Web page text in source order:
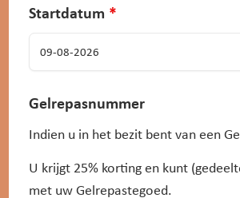
Startdatum *
Gelrepasnummer
Indien u in het bezit bent van een
U krijgt 25% korting en kunt
met uw Gelrepastegoed.